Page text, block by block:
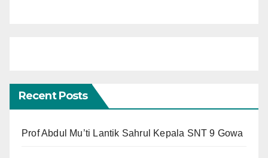
Recent Posts
Prof Abdul Mu’ti Lantik Sahrul Kepala SNT 9 Gowa